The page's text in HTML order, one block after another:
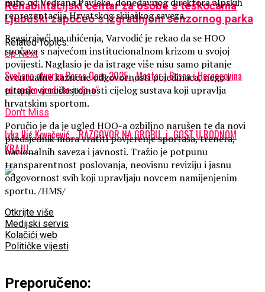
Rehabilitacijski centar za osobe s teškoćama
Ljubuški započeo s izgradnjom senzornog parka
Related Topics:
Up Next
Svečano otvoren Borsa Open 2025: „Mostar i Bosna i Hercegovina
europsko središte judo-a“
Don't Miss
Ivka Ilić Kovačević…..RAZGOVOR NA GROBU…i…GOST U RODNOM
KRAJU
reprezentacija Hrvatskog skijaškog saveza.
Reagirajući na uhićenja, Varvodić je rekao da se HOO
suočava s najvećom institucionalnom krizom u svojoj
povijesti. Naglasio je da istrage više nisu samo pitanje
eventualne kaznene odgovornosti pojedinaca, nego i
pitanje vjerodostojnosti cijelog sustava koji upravlja
hrvatskim sportom.
Poručio je da je ugled HOO-a ozbiljno narušen te da novi
predsjednik mora vratiti povjerenje sportaša, trenera,
nacionalnih saveza i javnosti. Tražio je potpunu
transparentnost poslovanja, neovisnu reviziju i jasnu
odgovornost svih koji upravljaju novcem namijenjenim
sportu. /HMS/
Otkrijte više
Medijski servis
Kolačići web
Političke vijesti
Preporučeno: